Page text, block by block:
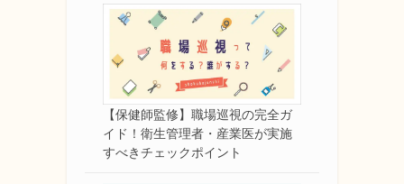
【保健師監修】職場巡視の完全ガ
イド！衛生管理者・産業医が実施
すべきチェックポイント